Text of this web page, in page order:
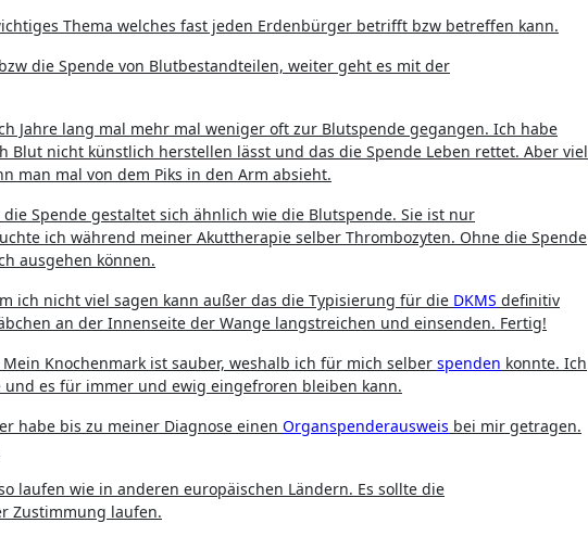
Thema welches fast jeden Erdenbürger betrifft bzw betreffen kann.
die Spende von Blutbestandteilen, weiter geht es mit der
Jahre lang mal mehr mal weniger oft zur Blutspende gegangen. Ich habe
nicht künstlich herstellen lässt und das die Spende Leben rettet. Aber viel
man mal von dem Piks in den Arm absieht.
Spende gestaltet sich ähnlich wie die Blutspende. Sie ist nur
ich während meiner Akuttherapie selber Thrombozyten. Ohne die Spende
ausgehen können.
ich nicht viel sagen kann außer das die Typisierung für die DKMS definitiv
an der Innenseite der Wange langstreichen und einsenden. Fertig!
Knochenmark ist sauber, weshalb ich für mich selber spenden konnte. Ich
es für immer und ewig eingefroren bleiben kann.
habe bis zu meiner Diagnose einen Organspenderausweis bei mir getragen.
laufen wie in anderen europäischen Ländern. Es sollte die
Zustimmung laufen.